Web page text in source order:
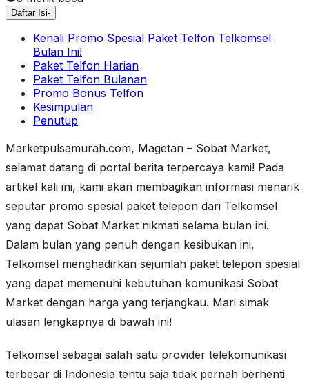
Daftar Isi-
Kenali Promo Spesial Paket Telfon Telkomsel
Bulan Ini!
Paket Telfon Harian
Paket Telfon Bulanan
Promo Bonus Telfon
Kesimpulan
Penutup
Marketpulsamurah.com, Magetan – Sobat Market,
selamat datang di portal berita terpercaya kami! Pada
artikel kali ini, kami akan membagikan informasi menarik
seputar promo spesial paket telepon dari Telkomsel
yang dapat Sobat Market nikmati selama bulan ini.
Dalam bulan yang penuh dengan kesibukan ini,
Telkomsel menghadirkan sejumlah paket telepon spesial
yang dapat memenuhi kebutuhan komunikasi Sobat
Market dengan harga yang terjangkau. Mari simak
ulasan lengkapnya di bawah ini!
Telkomsel sebagai salah satu provider telekomunikasi
terbesar di Indonesia tentu saja tidak pernah berhenti